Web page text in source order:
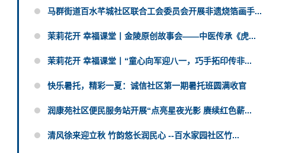
马群街道百水芊城社区联合工会委员会开展非遗烧箔画手...
茉莉花开 幸福课堂丨金陵原创故事会——中医传承《虎...
茉莉花开 幸福课堂丨“童心向军迎八一，巧手拓印传非...
快乐暑托，精彩一夏：诚信社区第一期暑托班圆满收官
润康苑社区便民服务站开展“点亮星夜光影 赓续红色薪...
清风徐来迎立秋 竹韵悠长润民心 --百水家园社区竹...